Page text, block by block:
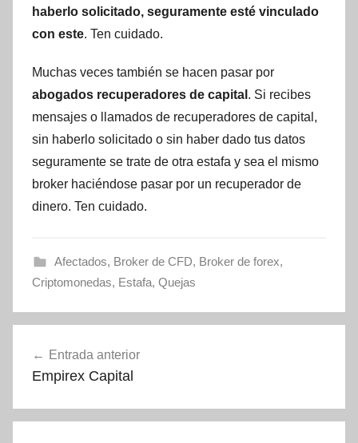
haberlo solicitado, seguramente esté vinculado
con este. Ten cuidado.
Muchas veces también se hacen pasar por
abogados recuperadores de capital . Si recibes
mensajes o llamados de recuperadores de capital,
sin haberlo solicitado o sin haber dado tus datos
seguramente se trate de otra estafa y sea el mismo
broker haciéndose pasar por un recuperador de
dinero. Ten cuidado.
Afectados, Broker de CFD, Broker de forex,
Criptomonedas, Estafa, Quejas
de
Entrada anterior
Empirex Capital